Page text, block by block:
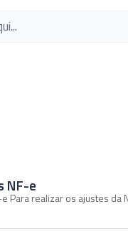
NF-e
Para realizar os ajustes